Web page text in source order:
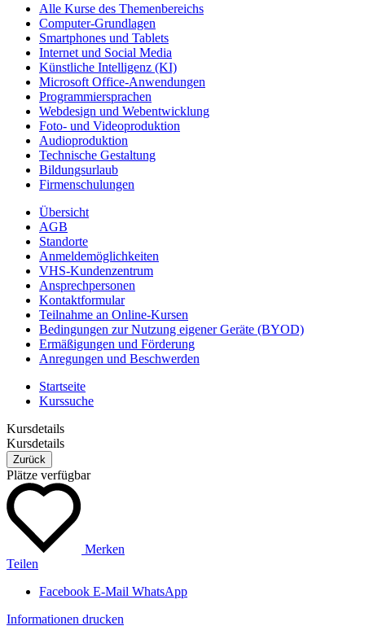
Alle Kurse des Themenbereichs
Computer-Grundlagen
Smartphones und Tablets
Internet und Social Media
Künstliche Intelligenz (KI)
Microsoft Office-Anwendungen
Programmiersprachen
Webdesign und Webentwicklung
Foto- und Videoproduktion
Audioproduktion
Technische Gestaltung
Bildungsurlaub
Firmenschulungen
Übersicht
AGB
Standorte
Anmeldemöglichkeiten
VHS-Kundenzentrum
Ansprechpersonen
Kontaktformular
Teilnahme an Online-Kursen
Bedingungen zur Nutzung eigener Geräte (BYOD)
Ermäßigungen und Förderung
Anregungen und Beschwerden
Startseite
Kurssuche
Kursdetails
Kursdetails
Zurück
Plätze verfügbar
Merken
Teilen
Facebook E-Mail WhatsApp
Informationen drucken